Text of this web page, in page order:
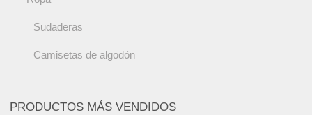
Sudaderas
Camisetas de algodón
PRODUCTOS MÁS VENDIDOS